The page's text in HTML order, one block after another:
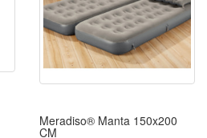
Meradiso® Manta 150x200
CM